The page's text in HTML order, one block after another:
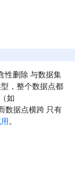
性删除 与数据集
，整个数据点都
如
数据点横跨 只有
。